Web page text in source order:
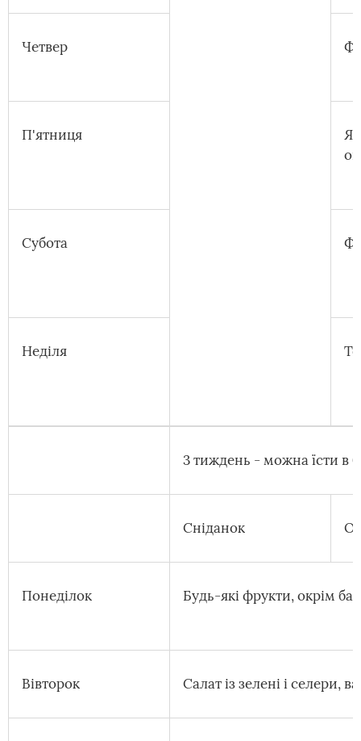
Четвер
П'ятниця
Субота
Неділя
3 тиждень - можна їсти в
Сніданок
Понеділок Будь-які фрукти, окрім
Вівторок Салат із зелені і селери,